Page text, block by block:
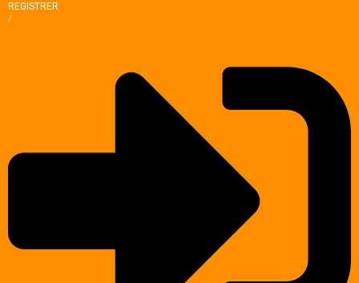
REGISTRER
/